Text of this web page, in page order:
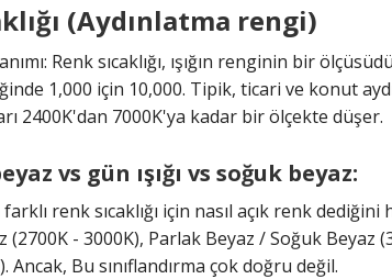
(Aydınlatma rengi)
Renk sıcaklığı, ışığın renginin bir
1,000 için 10,000. Tipik, ticari ve konut
2400K'dan 7000K'ya kadar bir ölçekte düşer.
vs gün ışığı vs soğuk beyaz:
renk sıcaklığı için nasıl açık renk dediğini
(2700K - 3000K), Parlak Beyaz / Soğuk Beyaz
Ancak, Bu sınıflandırma çok doğru değil.